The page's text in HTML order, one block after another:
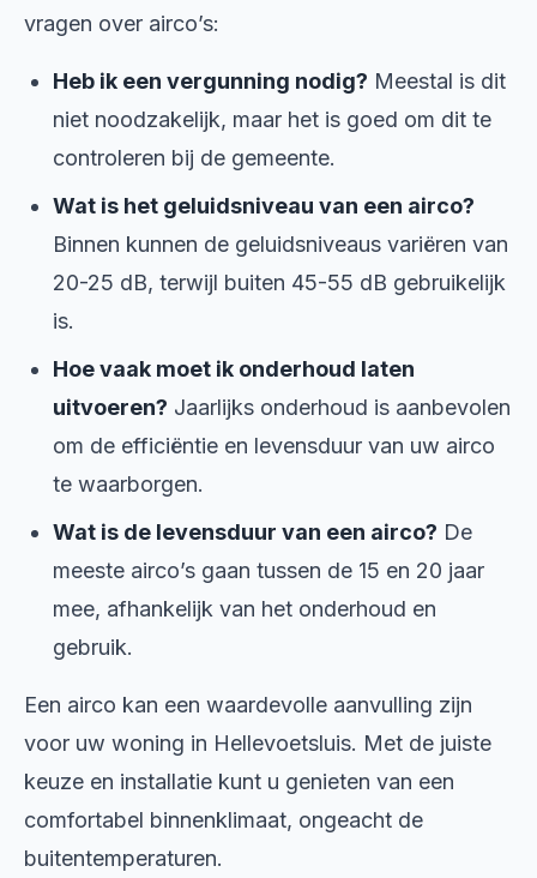
vragen over airco’s:
Heb ik een vergunning nodig? Meestal is dit
niet noodzakelijk, maar het is goed om dit te
controleren bij de gemeente.
Wat is het geluidsniveau van een airco?
Binnen kunnen de geluidsniveaus variëren van
20-25 dB, terwijl buiten 45-55 dB gebruikelijk
is.
Hoe vaak moet ik onderhoud laten
uitvoeren? Jaarlijks onderhoud is aanbevolen
om de efficiëntie en levensduur van uw airco
te waarborgen.
Wat is de levensduur van een airco? De
meeste airco’s gaan tussen de 15 en 20 jaar
mee, afhankelijk van het onderhoud en
gebruik.
Een airco kan een waardevolle aanvulling zijn
voor uw woning in Hellevoetsluis. Met de juiste
keuze en installatie kunt u genieten van een
comfortabel binnenklimaat, ongeacht de
buitentemperaturen.